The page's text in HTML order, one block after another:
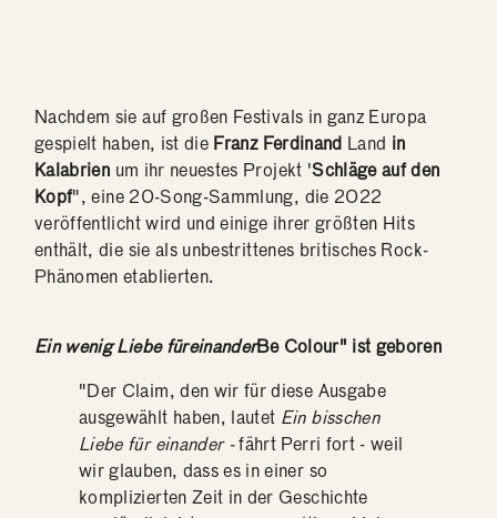
Nachdem sie auf großen Festivals in ganz Europa
gespielt haben, ist die Franz Ferdinand Land in
Kalabrien um ihr neuestes Projekt 'Schläge auf den
Kopf", eine 20-Song-Sammlung, die 2022
veröffentlicht wird und einige ihrer größten Hits
enthält, die sie als unbestrittenes britisches Rock-
Phänomen etablierten.
Ein wenig Liebe füreinanderBe Colour" ist geboren
"Der Claim, den wir für diese Ausgabe
ausgewählt haben, lautet Ein bisschen
Liebe für einander -fährt Perri fort - weil
wir glauben, dass es in einer so
komplizierten Zeit in der Geschichte